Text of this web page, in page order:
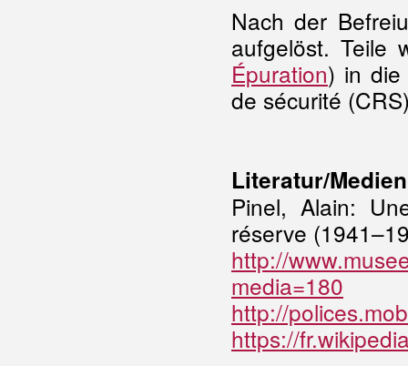
Nach der
aufgelöst. Teile
Épuration) in die
de sécurité
Literatur/Medien
Pinel, Alain:
réserve
http://
media=180
http://
https://